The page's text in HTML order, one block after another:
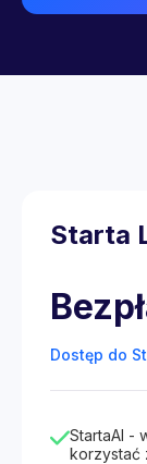
Starta
Dostęp do
StartaAI -
korzystać